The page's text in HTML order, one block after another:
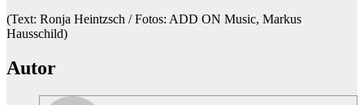
(Text: Ronja Heintzsch / Fotos: ADD ON Music, Markus
Hausschild)
Autor